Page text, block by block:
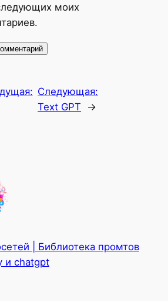
моих
Следующая:
Text GPT
→
| Библиотека промтов
и chatgpt